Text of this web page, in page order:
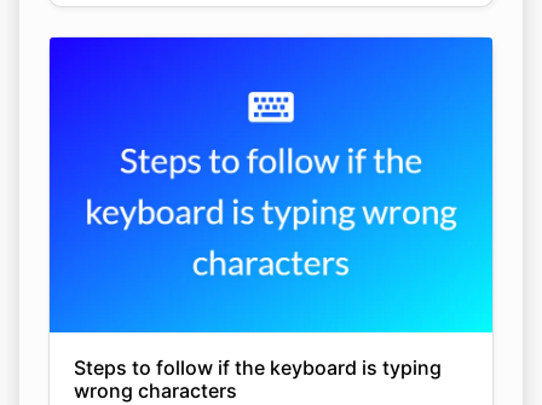
Steps to follow if the keyboard is typing
wrong characters